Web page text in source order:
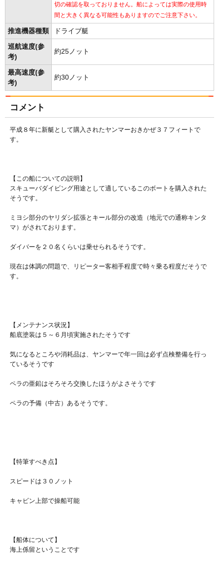
切の確認を取っておりません。船によっては実際の使用時
間と大きく異なる可能性もありますのでご注意下さい。
推進機器種類 ドライブ艇
巡航速度(参
考)
約25ノット
最高速度(参
考)
約30ノット
コメント
平成８年に新艇として購入されたヤンマーおきかぜ３７フィートで
す。
【この船についての説明】
スキューバダイビング用途として適しているこのボートを購入された
そうです。
ミヨシ部分のヤリダシ拡張とキール部分の改造（地元での通称キンタ
マ）がされております。
ダイバーを２０名くらいは乗せられるそうです。
現在は体調の問題で、リピーター客相手程度で時々乗る程度だそうで
す。
【メンテナンス状況】
船底塗装は５～６月頃実施されたそうです
気になるところや消耗品は、ヤンマーで年一回は必ず点検整備を行っ
ているそうです
ペラの亜鉛はそろそろ交換したほうがよさそうです
ペラの予備（中古）あるそうです。
【特筆すべき点】
スピードは３０ノット
キャビン上部で操船可能
【船体について】
海上係留ということです